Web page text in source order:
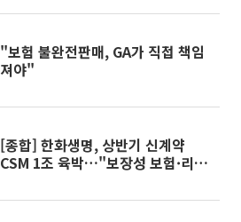
"보험 불완전판매, GA가 직접 책임
져야"
[종합] 한화생명, 상반기 신계약
CSM 1조 육박…"보장성 보험·리크